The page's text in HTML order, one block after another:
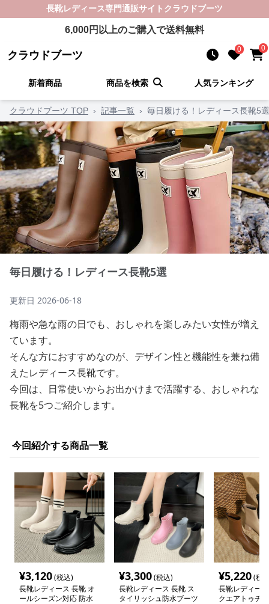
長靴レディース専門通販サイト クラウドブーツ
6,000円以上のご購入で送料無料
クラウドブーツ 0 0
新着商品 商品を検索 人気ランキング
クラウドブーツ TOP › 記事一覧 › 毎日履ける！レディース長靴5選
毎日履ける！レディース長靴5選
更新日 2026-06-18
梅雨や急な雨の日でも、おしゃれを楽しみたい女性が増え
ています。
そんな方におすすめなのが、デザイン性と機能性を兼ね備
えたレディース長靴です。
今回は、日常使いからお出かけまで活躍する、おしゃれな
長靴を5つご紹介します。
今回紹介する商品一覧
¥3,120(税込)
長靴レディース 長靴 オ
ールシーズン対応 防水
¥3,300(税込)
長靴レディース 長靴 ス
タイリッシュ防水ブーツ
¥5,220(税
長靴レディー
クエアトゥチ